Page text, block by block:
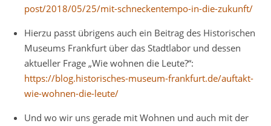
post/2018/05/25/mit-schneckentempo-in-die-zukunft/
Hierzu passt übrigens auch ein Beitrag des Historischen
Museums Frankfurt über das Stadtlabor und dessen
aktueller Frage „Wie wohnen die Leute?“:
https://blog.historisches-museum-frankfurt.de/auftakt-
wie-wohnen-die-leute/
Und wo wir uns gerade mit Wohnen und auch mit der